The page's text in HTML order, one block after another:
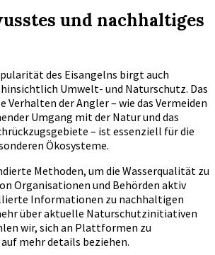
und nachhaltiges
des Eisangelns birgt auch
Umwelt- und Naturschutz. Das
der Angler – wie das Vermeiden
Umgang mit der Natur und das
– ist essenziell für die
Ökosysteme.
Methoden, um die Wasserqualität zu
Organisationen und Behörden aktiv
Informationen zu nachhaltigen
über aktuelle Naturschutzinitiativen
wir, sich an Plattformen zu
mehr details beziehen.